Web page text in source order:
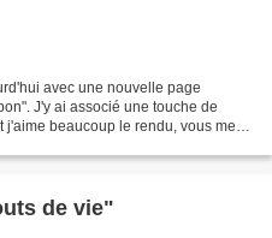
avec une nouvelle page
J'y ai associé une touche de
j'aime beaucoup le rendu, vous me
de vie"